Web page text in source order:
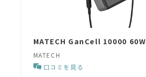
MATECH GanCell 10000 60W
MATECH
口コミを見る